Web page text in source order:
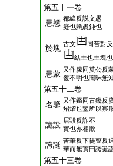
第五十一卷
愚戇 都絳反説文愚
癡也戇愚鈍也
於塊 古文
同苦對反
結土也土塊也
愚蒙 又作朦同莫公反
覆不明也闇昧無
第五十二卷
名鑒 又作鑑同古鑱反
炤燿也鑒所以察
詭設 居毀反詐不
實也亦相欺
誇誕 苦華反下徒亶反
華而無實曰誇誕
第五十三卷